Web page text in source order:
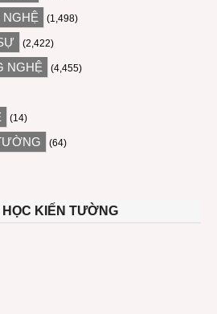
(1,498)
(2,422)
NGHỆ (4,455)
(14)
(64)
KIẾN TƯỜNG